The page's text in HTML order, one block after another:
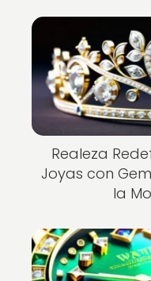
Realeza
Joyas con
la